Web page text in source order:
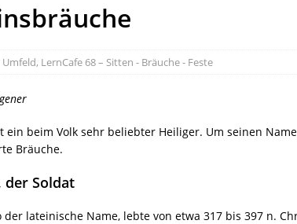
, LernCafe 68 – Sitten - Bräuche - Feste
ein beim Volk sehr beliebter Heiliger. Um seinen
Bräuche.
Soldat
der lateinische Name, lebte von etwa 317 bis 397 n.